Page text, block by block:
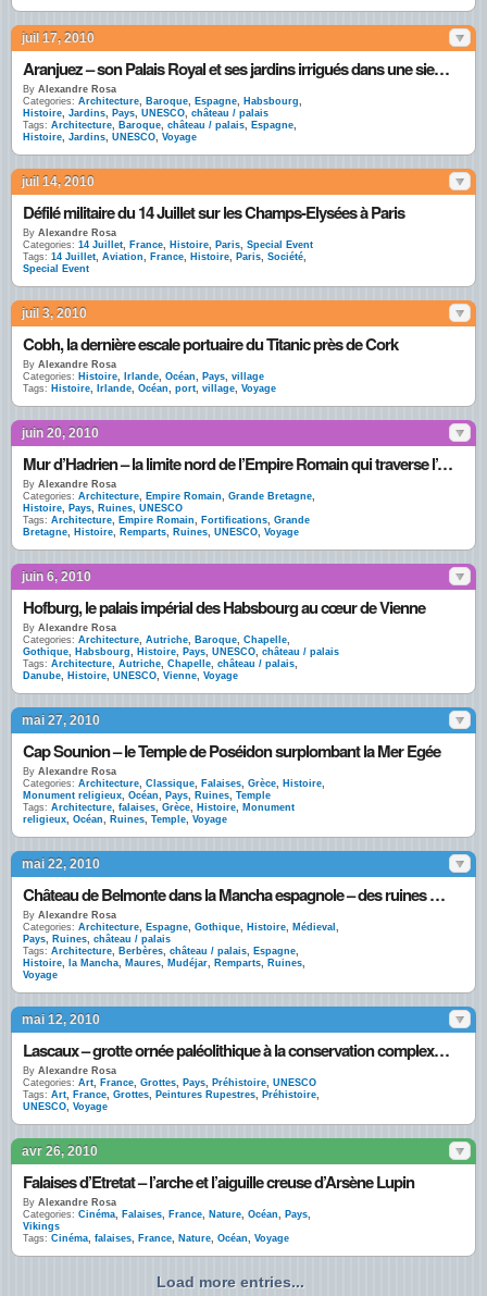
juil 17, 2010
Aranjuez – son Palais Royal et ses jardins irrigués dans une sierra aride
By Alexandre Rosa
Categories: Architecture, Baroque, Espagne, Habsbourg,
Histoire, Jardins, Pays, UNESCO, château / palais
Tags: Architecture, Baroque, château / palais, Espagne,
Histoire, Jardins, UNESCO, Voyage
juil 14, 2010
Défilé militaire du 14 Juillet sur les Champs-Elysées à Paris
By Alexandre Rosa
Categories: 14 Juillet, France, Histoire, Paris, Special Event
Tags: 14 Juillet, Aviation, France, Histoire, Paris, Société,
Special Event
juil 3, 2010
Cobh, la dernière escale portuaire du Titanic près de Cork
By Alexandre Rosa
Categories: Histoire, Irlande, Océan, Pays, village
Tags: Histoire, Irlande, Océan, port, village, Voyage
juin 20, 2010
Mur d’Hadrien – la limite nord de l’Empire Romain qui traverse l’Angleterre
By Alexandre Rosa
Categories: Architecture, Empire Romain, Grande Bretagne,
Histoire, Pays, Ruines, UNESCO
Tags: Architecture, Empire Romain, Fortifications, Grande
Bretagne, Histoire, Remparts, Ruines, UNESCO, Voyage
juin 6, 2010
Hofburg, le palais impérial des Habsbourg au cœur de Vienne
By Alexandre Rosa
Categories: Architecture, Autriche, Baroque, Chapelle,
Gothique, Habsbourg, Histoire, Pays, UNESCO, château / palais
Tags: Architecture, Autriche, Chapelle, château / palais,
Danube, Histoire, UNESCO, Vienne, Voyage
mai 27, 2010
Cap Sounion – le Temple de Poséidon surplombant la Mer Egée
By Alexandre Rosa
Categories: Architecture, Classique, Falaises, Grèce, Histoire,
Monument religieux, Océan, Pays, Ruines, Temple
Tags: Architecture, falaises, Grèce, Histoire, Monument
religieux, Océan, Ruines, Temple, Voyage
mai 22, 2010
Château de Belmonte dans la Mancha espagnole – des ruines Mudéjar bien préservées
By Alexandre Rosa
Categories: Architecture, Espagne, Gothique, Histoire, Médieval ,
Pays, Ruines, château / palais
Tags: Architecture, Berbères, château / palais, Espagne,
Histoire, la Mancha, Maures, Mudéjar, Remparts, Ruines,
Voyage
mai 12, 2010
Lascaux – grotte ornée paléolithique à la conservation complexe : les coulisses
By Alexandre Rosa
Categories: Art, France, Grottes, Pays, Préhistoire, UNESCO
Tags: Art, France, Grottes, Peintures Rupestres, Préhistoire,
UNESCO, Voyage
avr 26, 2010
Falaises d’Etretat – l’arche et l’aiguille creuse d’Arsène Lupin
By Alexandre Rosa
Categories: Cinéma, Falaises, France, Nature, Océan, Pays,
Vikings
Tags: Cinéma, falaises, France, Nature, Océan, Voyage
Load more entries...